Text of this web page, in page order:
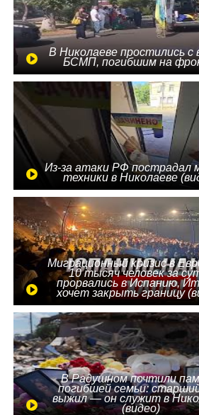
В Николаеве простились с
БСМП, погибшим на
Из-за атаки РФ пострадал
техники в Николаеве
Миграционный кризис в
10 тысяч человек за
прорвались в Испанию,
хочет закрыть границу
В Радушном почтили
погибшей семьи:
выжил — он служит в
(видео)